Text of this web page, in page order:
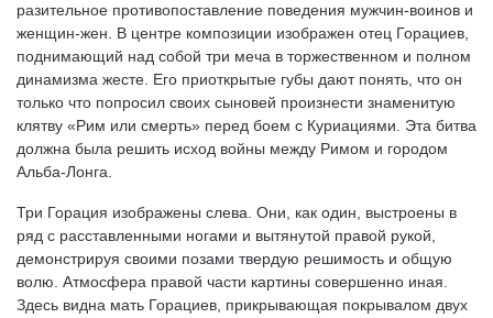
разительное противопоставление поведения мужчин-воинов и
женщин-жен. В центре композиции изображен отец Горациев,
поднимающий над собой три меча в торжественном и полном
динамизма жесте. Его приоткрытые губы дают понять, что он
только что попросил своих сыновей произнести знаменитую
клятву «Рим или смерть» перед боем с Куриациями. Эта битва
должна была решить исход войны между Римом и городом
Альба-Лонга.
Три Горация изображены слева. Они, как один, выстроены в
ряд с расставленными ногами и вытянутой правой рукой,
демонстрируя своими позами твердую решимость и общую
волю. Атмосфера правой части картины совершенно иная.
Здесь видна мать Горациев, прикрывающая покрывалом двух